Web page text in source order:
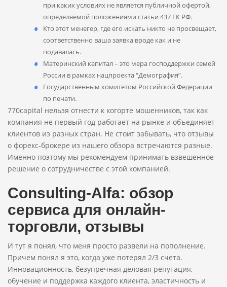
при каких условиях не является публичной офертой,
определяемой положениями статьи 437 ГК РФ.
Кто этот менегер, где его искать никто не просвещает,
соответственно ваша заявка вроде как и не
подавалась.
Материнский капитал – это мера господдержки семей
России в рамках нацпроекта “Демография”.
Государственным комитетом Российской Федерации
по печати.
770capital нельзя отнести к когорте мошенников, так как
компания не первый год работает на рынке и объединяет
клиентов из разных стран. Не стоит забывать, что отзывы
о форекс-брокере из нашего обзора встречаются разные.
Именно поэтому мы рекомендуем принимать взвешенное
решение о сотрудничестве с этой компанией.
Consulting-Alfa: обзор
сервиса для онлайн-
торговли, отзывы
И тут я понял, что меня просто развели на пополнение.
Причем понял я это, когда уже потерял 2/3 счета.
Инновационность, безупречная деловая репутация,
обучение и поддержка каждого клиента, эластичность и